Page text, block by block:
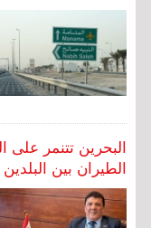
البحرين تتنمر
الطيران بين البلدين